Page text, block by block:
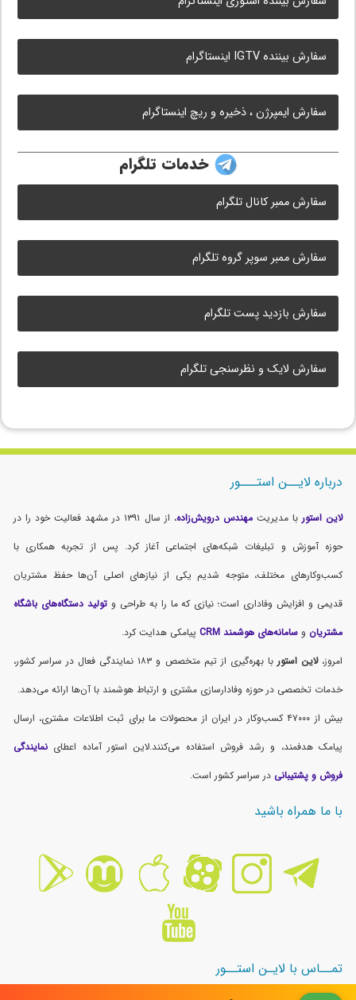
سفارش بیننده IGTV اینستاگرام
سفارش ایمپرژن ، ذخیره و ریچ اینستاگرام
خدمات تلگرام
سفارش ممبر کانال تلگرام
سفارش ممبر سوپر گروه تلگرام
سفارش بازدید پست تلگرام
سفارش لایک و نظرسنجی تلگرام